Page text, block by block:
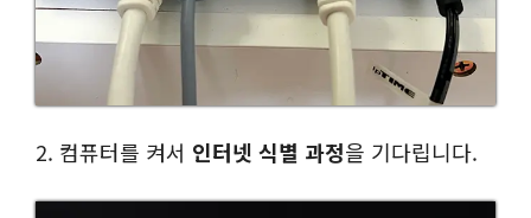
2. 컴퓨터를 켜서 인터넷 식별 과정을 기다립니다.